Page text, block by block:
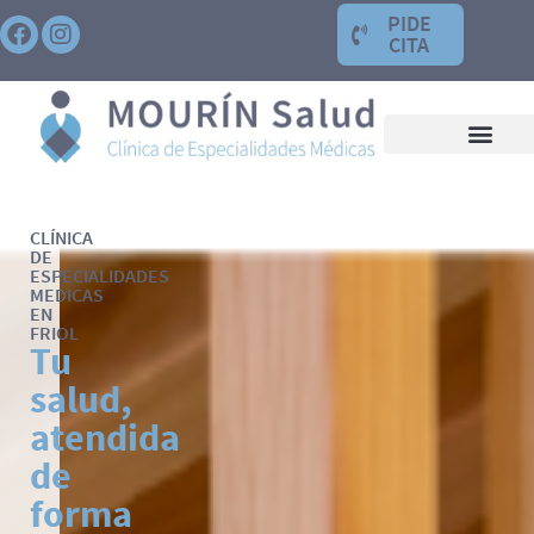
PIDE
CITA
CLÍNICA
DE
ESPECIALIDADES
MEDICAS
EN
FRIOL
Tu
salud,
atendida
de
forma